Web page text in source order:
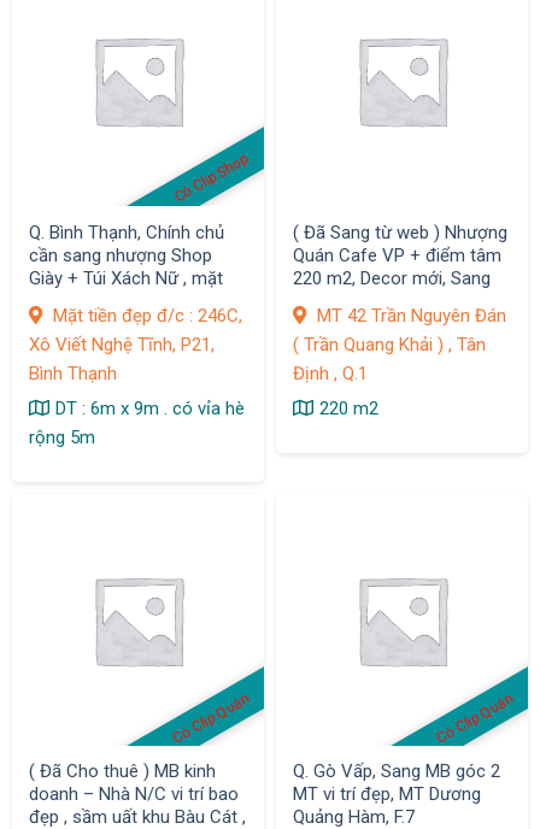
Có Clip Shop
Q. Bình Thạnh, Chính chủ
cần sang nhượng Shop
Giày + Túi Xách Nữ , mặt
Mặt tiền đẹp đ/c : 246C,
Xô Viết Nghệ Tĩnh, P21,
Bình Thạnh
DT : 6m x 9m . có vỉa hè
rộng 5m
( Đã Sang từ web ) Nhượng
Quán Cafe VP + điểm tâm
220 m2, Decor mới, Sang
MT 42 Trần Nguyên Đán
( Trần Quang Khải ) , Tân
Định , Q.1
220 m2
Có Clip Quán
( Đã Cho thuê ) MB kinh
doanh – Nhà N/C vi trí bao
đẹp , sầm uất khu Bàu Cát ,
Có Clip Quán
Q. Gò Vấp, Sang MB góc 2
MT vi trí đẹp, MT Dương
Quảng Hàm, F.7